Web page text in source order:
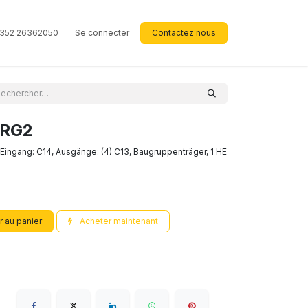
26362050 Se connecter Contactez nous
C14, Ausgänge: (4) C13, Baugruppenträger, 1 HE
au panier Acheter maintenant